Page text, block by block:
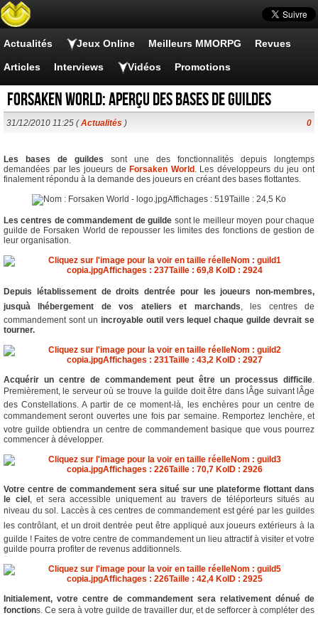
Actualités Jeux Online Meilleurs MMORPG Revues
Articles Interviews Vidéos Promotions
Forsaken World: aperçu des bases de guildes
31/12/2010 11:25 (Actualités ) 0
Les bases de guildes sont une des fonctionnalités depuis longtemps
demandées par les joueurs de Forsaken World . Les développeurs du jeu ont
finalement répondu à la demande des joueurs en créant des bases flottantes.
Les centres de commandement de guilde sont le meilleur moyen pour chaque
guilde de Forsaken World de repousser les limites des fonctions de gestion de
leur organisation.
Depuis létablissement de droits dentrée pour les joueurs non-membres,
jusquà lhébergement de vos ateliers et marchands, les centres de
commandement sont un incroyable outil vers lequel chaque guilde devrait se
tourner.
Acquérir un centre de commandement peut être un processus difficile.
Premièrement, le serveur où se trouve la guilde doit être dans lÂge suivant lÂge
des Constellations. A partir de ce moment-là, les enchères pour un centre de
commandement seront ouvertes une fois par semaine. Remportez lenchère, et
votre guilde obtiendra un centre de commandement basique que vous pourrez
commencer à développer.
Votre centre de commandement sera situé sur une plateforme flottant dans
le ciel , et sera accessible uniquement au travers de téléporteurs situés au
niveau du sol. Laccès à ces centres de commandement est géré par les guildes
les contrôlant, et un droit dentrée peut être appliqué aux joueurs extérieurs à la
guilde ! Faites de votre centre de commandement un lieu attractif à visiter et votre
guilde pourra profiter de revenus additionnels.
Initialement, votre centre de commandement sera relativement dénué de
fonctions. Ce sera à votre guilde de travailler dur, et de sefforcer à compléter des